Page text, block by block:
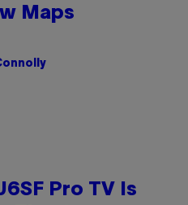
Maps
Pro TV Is